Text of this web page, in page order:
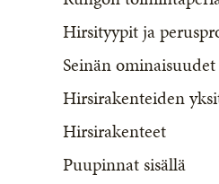
Hirsityypit ja
Seinän ominaisuudet
Hirsirakenteiden
Hirsirakenteet
Puupinnat sisällä